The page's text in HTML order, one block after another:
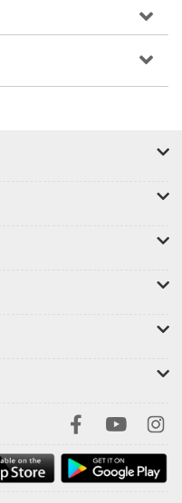
管理Hyper-V
模型部署回歸本地推
戶裝置端成解方
營運服務
則暫封防暴力破解